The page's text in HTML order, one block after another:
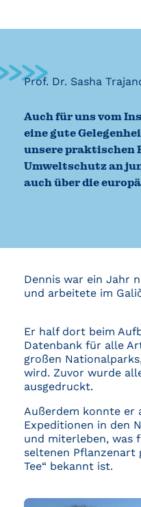
Prof. Dr. Sasha
Auch für uns vom
eine gute
unsere praktischen
Umweltschutz an
auch über die
Dennis war ein Jahr
und arbeitete im
Er half dort beim
Datenbank für alle
großen
wird. Zuvor wurde
ausgedruckt.
Außerdem konnte er
Expeditionen in den
und miterleben, was
seltenen Pflanzenart
Tee“ bekannt ist.